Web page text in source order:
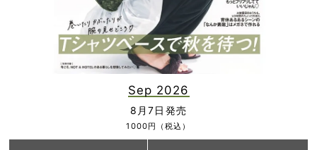
Sep 2026
8月7日発売
1000円（税込）